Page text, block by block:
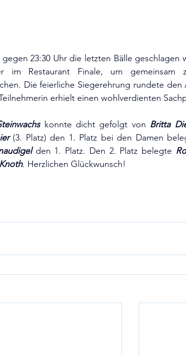
23:30 Uhr die letzten Bälle geschlagen
im Restaurant Finale, um
Die feierliche Siegerehrung rundete
erhielt einen wohlverdienten
konnte dicht gefolgt von Britta
den 1. Platz. Den 2. Platz belegte
. Herzlichen Glückwunsch!